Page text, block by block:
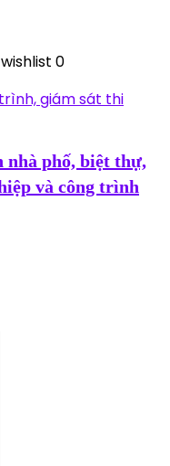
0
nhà phố, biệt thự,
và công trình